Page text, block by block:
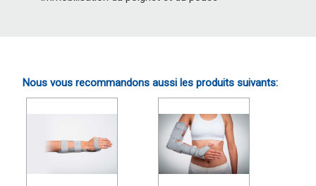
Nous vous recommandons aussi les produits suivants: